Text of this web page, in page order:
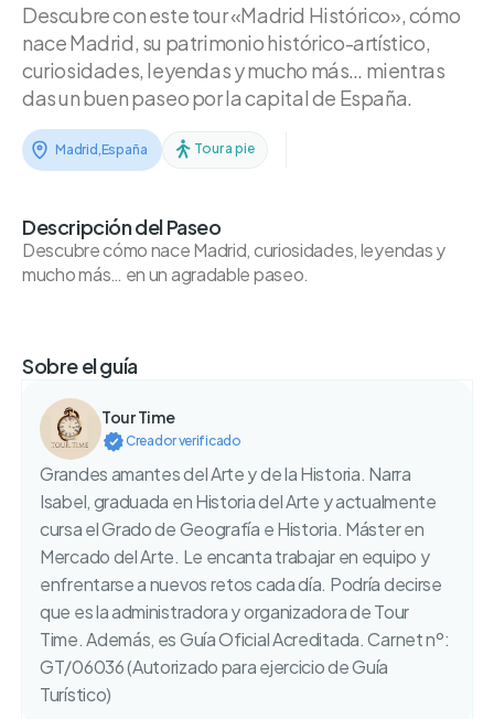
Descubre con este tour «Madrid Histórico», cómo
nace Madrid, su patrimonio histórico-artístico,
curiosidades, leyendas y mucho más… mientras
das un buen paseo por la capital de España.
Madrid España Tour a pie
Descripción del Paseo
Descubre cómo nace Madrid, curiosidades, leyendas y
mucho más… en un agradable paseo.
Sobre el guía
Tour Time
Creador verificado
Grandes amantes del Arte y de la Historia. Narra
Isabel, graduada en Historia del Arte y actualmente
cursa el Grado de Geografía e Historia. Máster en
Mercado del Arte. Le encanta trabajar en equipo y
enfrentarse a nuevos retos cada día. Podría decirse
que es la administradora y organizadora de Tour
Time. Además, es Guía Oficial Acreditada. Carnet nº:
GT/06036 (Autorizado para ejercicio de Guía
Turístico)